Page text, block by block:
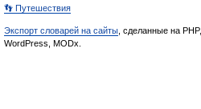
👣 Путешествия
Экспорт словарей на сайты , сделанные на PHP,
WordPress, MODx.